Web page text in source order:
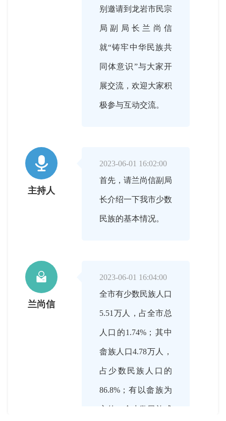
别邀请到龙岩市民宗
局副局长兰尚信
就“铸牢中华民族共
同体意识”与大家开
展交流，欢迎大家积
极参与互动交流。

主持人
2023-06-01 16:02:00
首先，请兰尚信副局
长介绍一下我市少数
民族的基本情况。

兰尚信
2023-06-01 16:04:00
全市有少数民族人口
5.51万人，占全市总
人口的1.74%；其中
畲族人口4.78万人，
占少数民族人口的
86.8%；有以畲族为
主的45个少数民族成